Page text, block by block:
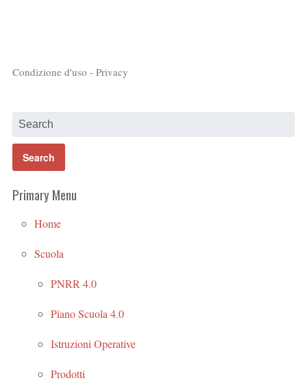
Condizione d'uso - Privacy
Primary Menu
Home
Scuola
PNRR 4.0
Piano Scuola 4.0
Istruzioni Operative
Prodotti